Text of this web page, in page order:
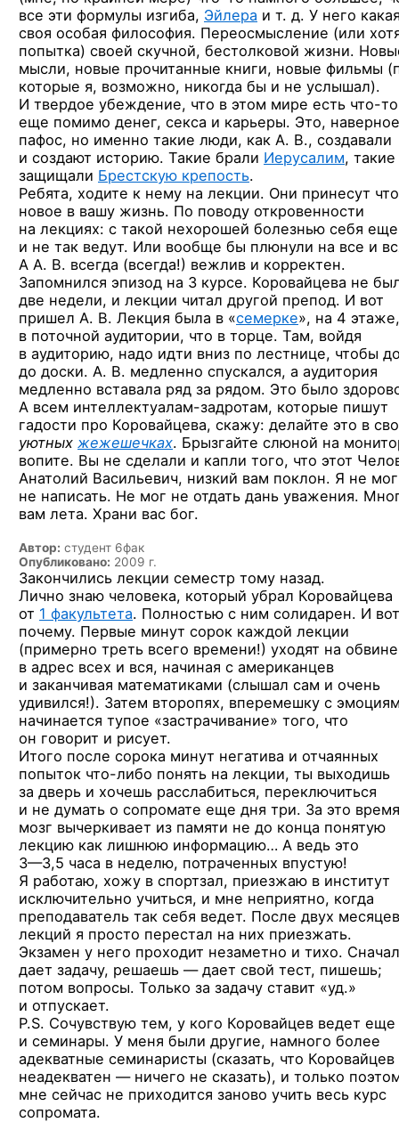
все эти формулы изгиба, Эйлера и т. д. У него
своя особая философия. Переосмысление (или
попытка) своей скучной, бестолковой жизни.
мысли, новые прочитанные книги, новые фильмы
которые я, возможно, никогда бы и не услышал).
И твердое убеждение, что в этом мире есть что-то
еще помимо денег, секса и карьеры. Это,
пафос, но именно такие люди, как А. В., создавали
и создают историю. Такие брали Иерусалим, такие
защищали Брестскую крепость.
Ребята, ходите к нему на лекции. Они принесут
новое в вашу жизнь. По поводу откровенности
на лекциях: с такой нехорошей болезнью себя еще
и не так ведут. Или вообще бы плюнули на все и
А А. В. всегда (всегда!) вежлив и корректен.
Запомнился эпизод на 3 курсе. Коровайцева не
две недели, и лекции читал другой препод. И вот
пришел А. В. Лекция была в «семерке», на 4 этаже,
в поточной аудитории, что в торце. Там, войдя
в аудиторию, надо идти вниз по лестнице, чтобы
до доски. А. В. медленно спускался, а аудитория
медленно вставала ряд за рядом. Это было
А всем интеллектуалам-задротам, которые пишут
гадости про Коровайцева, скажу: делайте это в
уютных жежешечках. Брызгайте слюной на
вопите. Вы не сделали и капли того, что этот
Анатолий Васильевич, низкий вам поклон. Я не мог
не написать. Не мог не отдать дань уважения.
вам лета. Храни вас бог.
Автор: студент 6фак
Опубликовано: 2009 г.
Закончились лекции семестр тому назад.
Лично знаю человека, который убрал Коровайцева
от 1 факультета. Полностью с ним солидарен. И вот
почему. Первые минут сорок каждой лекции
(примерно треть всего времени!) уходят на
в адрес всех и вся, начиная с американцев
и заканчивая математиками (слышал сам и очень
удивился!). Затем второпях, вперемешку с
начинается тупое «застрачивание» того, что
он говорит и рисует.
Итого после сорока минут негатива и отчаянных
попыток что-либо понять на лекции, ты выходишь
за дверь и хочешь расслабиться, переключиться
и не думать о сопромате еще дня три. За это время
мозг вычеркивает из памяти не до конца понятую
лекцию как лишнюю информацию… А ведь это
3—3,5 часа в неделю, потраченных впустую!
Я работаю, хожу в спортзал, приезжаю в институт
исключительно учиться, и мне неприятно, когда
преподаватель так себя ведет. После двух месяцев
лекций я просто перестал на них приезжать.
Экзамен у него проходит незаметно и тихо.
дает задачу, решаешь — дает свой тест, пишешь;
потом вопросы. Только за задачу ставит «уд.»
и отпускает.
P.S. Сочувствую тем, у кого Коровайцев ведет еще
и семинары. У меня были другие, намного более
адекватные семинаристы (сказать, что Коровайцев
неадекватен — ничего не сказать), и только
мне сейчас не приходится заново учить весь курс
сопромата.